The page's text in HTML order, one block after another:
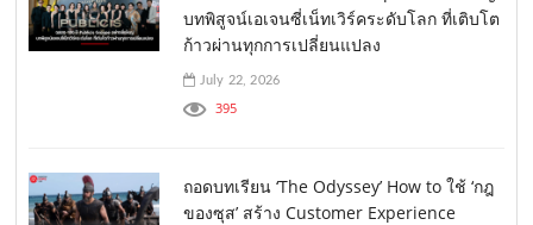
บทพิสูจน์เอเจนซี่เน็ทเวิร์คระดับโลก ที่เติบโต
ก้าวผ่านทุกการเปลี่ยนแปลง
July 22, 2026
395
ถอดบทเรียน ‘The Odyssey’ How to ใช้ ‘กฎ
ของซุส’ สร้าง Customer Experience